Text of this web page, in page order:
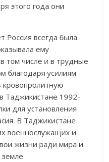
этого года они
Россия всегда была
ему
том числе и в трудные
благодаря усилиям
кровопролитную
Таджикистане 1992-
для установления
В Таджикистане
военнослужащих и
жизни ради мира и